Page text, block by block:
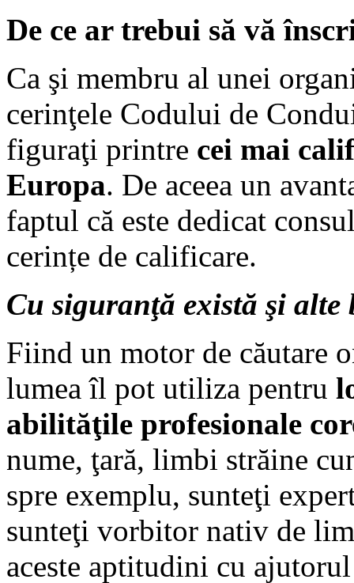
De ce ar trebui să vă
Ca şi membru al unei
cerinţele Codului de
figuraţi printre cei mai
Europa. De aceea un
faptul că este dedicat
cerințe de calificare.
Cu siguranţă există şi alte
Fiind un motor de căutare
lumea îl pot utiliza pentru
abilităţile profesionale
nume, ţară, limbi străine
spre exemplu, sunteţi
sunteţi vorbitor nativ de
aceste aptitudini cu